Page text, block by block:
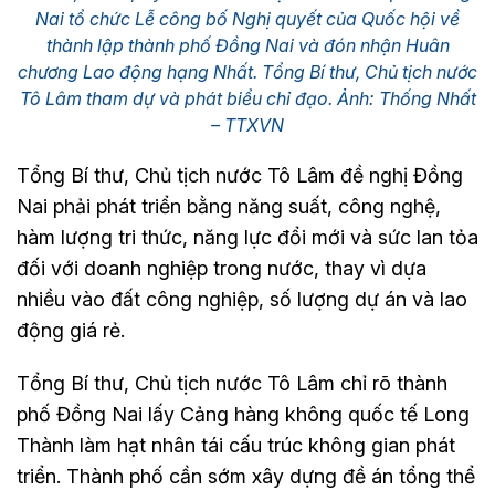
Nai tổ chức Lễ công bố Nghị quyết của Quốc hội về
thành lập thành phố Đồng Nai và đón nhận Huân
chương Lao động hạng Nhất. Tổng Bí thư, Chủ tịch nước
Tô Lâm tham dự và phát biểu chỉ đạo. Ảnh: Thống Nhất
– TTXVN
Tổng Bí thư, Chủ tịch nước Tô Lâm đề nghị Đồng
Nai phải phát triển bằng năng suất, công nghệ,
hàm lượng tri thức, năng lực đổi mới và sức lan tỏa
đối với doanh nghiệp trong nước, thay vì dựa
nhiều vào đất công nghiệp, số lượng dự án và lao
động giá rẻ.
Tổng Bí thư, Chủ tịch nước Tô Lâm chỉ rõ thành
phố Đồng Nai lấy Cảng hàng không quốc tế Long
Thành làm hạt nhân tái cấu trúc không gian phát
triển. Thành phố cần sớm xây dựng đề án tổng thể